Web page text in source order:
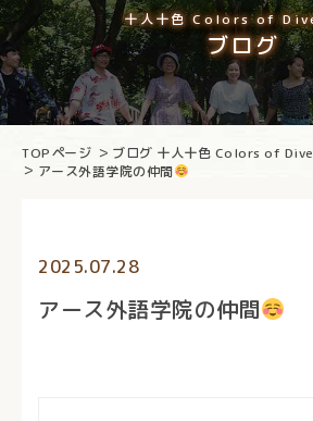
十人十色 Colors of
ブログ
TOPページ
ブログ 十人十色 Colors of
アース外語学院の仲間
2025.07.28
アース外語学院の仲間